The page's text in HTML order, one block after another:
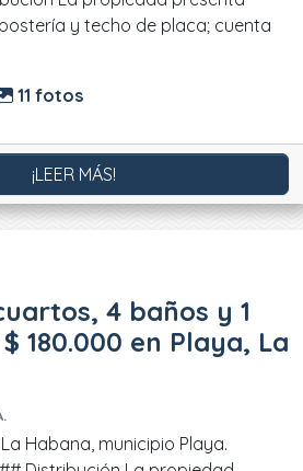
y techo de placa; cuenta
11 fotos
¡LEER MÁS!
4 baños y 1
180.000 en Playa, La
Habana, municipio Playa.